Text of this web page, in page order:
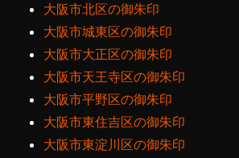
大阪市北区の御朱印
大阪市城東区の御朱印
大阪市大正区の御朱印
大阪市天王寺区の御朱印
大阪市平野区の御朱印
大阪市東住吉区の御朱印
大阪市東淀川区の御朱印